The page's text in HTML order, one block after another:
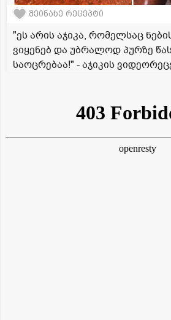
შეინახე რეცეპტი
"ეს არის აჯიკა, რომელსაც
ვიყენებ და უბრალოდ პურზე
საოცრებაა!" - აჯიკის